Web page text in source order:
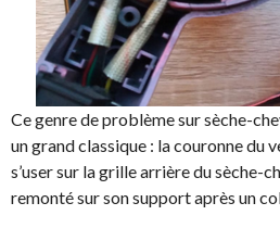
Ce genre de problème sur sèche-
un grand classique : la couronne du
s’user sur la grille arrière du sèche-
remonté sur son support après un